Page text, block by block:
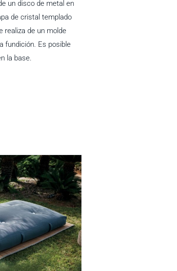
un disco de metal en
de cristal templado
realiza de un molde
fundición. Es posible
la base.